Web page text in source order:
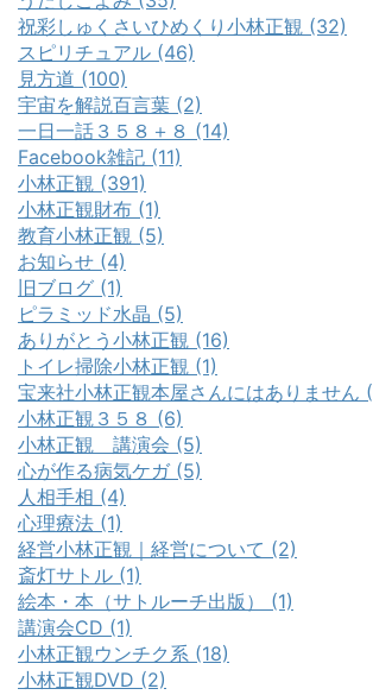
祝彩しゅくさいひめくり小林正観 (32)
スピリチュアル (46)
見方道 (100)
宇宙を解説百言葉 (2)
一日一話３５８＋８ (14)
Facebook雑記 (11)
小林正観 (391)
小林正観財布 (1)
教育小林正観 (5)
お知らせ (4)
旧ブログ (1)
ピラミッド水晶 (5)
ありがとう小林正観 (16)
トイレ掃除小林正観 (1)
宝来社小林正観本屋さんにはありません
小林正観３５８ (6)
小林正観 講演会 (5)
心が作る病気ケガ (5)
人相手相 (4)
心理療法 (1)
経営小林正観｜経営について (2)
斎灯サトル (1)
絵本・本（サトルーチ出版） (1)
講演会CD (1)
小林正観ウンチク系 (18)
小林正観DVD (2)